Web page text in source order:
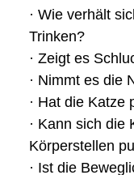
· Wie verhält
Trinken?
· Zeigt es
· Nimmt es die
· Hat die Katze
· Kann sich die
Körperstellen
· Ist die